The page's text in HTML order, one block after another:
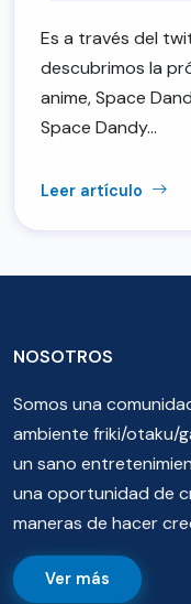
Es a través del
descubrimos la
anime, Space
Space Dandy…
Leer artículo
NOSOTROS
Somos una
ambiente friki/otaku/
un sano
una oportunidad de
maneras de hacer
Ver más